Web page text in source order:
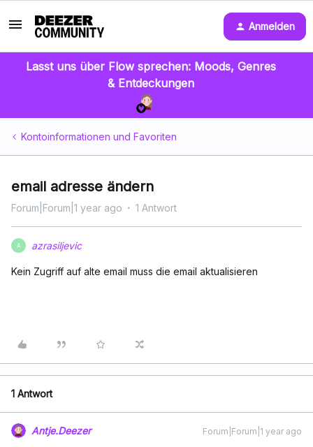
Anmelden
Lasst uns über Flow sprechen: Moods, Genres
& Entdeckungen
Kontoinformationen und Favoriten
email adresse ändern
Forum|Forum|1 year ago 1 Antwort
A azrasiljevic
Kein Zugriff auf alte email muss die email aktualisieren
1 Antwort
Antje.Deezer Forum|Forum|1 year ago